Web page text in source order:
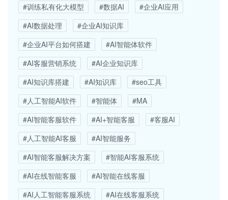
#训练私有化大模型
#数据AI
#企业AI应用
#AI数据处理
#企业AI知识库
#企业AI平台如何搭建
#AI智能体软件
#AI客服营销系统
#AI企业知识库
#AI知识库搭建
#AI知识库
#seo工具
#人工智能AI软件
#智能体
#MA
#AI智能客服软件
#AI+智能客服
#客服AI
#人工智能AI客服
#AI智能服务
#AI智能客服解决方案
#智能AI客服系统
#AI在线智能客服
#AI智能在线客服
#AI人工智能客服系统
#AI在线客服系统